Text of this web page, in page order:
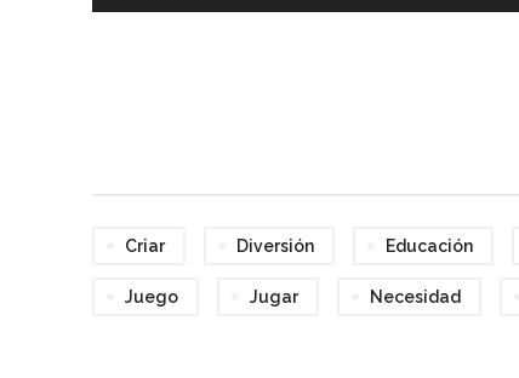
de
Criar Diversión Educación
Juego Jugar Necesidad